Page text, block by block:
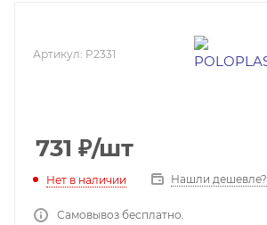
Артикул: P2331
731 ₽/шт
Нет в наличии Нашли дешевле?
Самовывоз бесплатно.